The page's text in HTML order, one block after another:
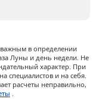
важным в определении
Луны и день недели. Не
характер. При
специалистов и на себя.
расчеты неправильно,
.